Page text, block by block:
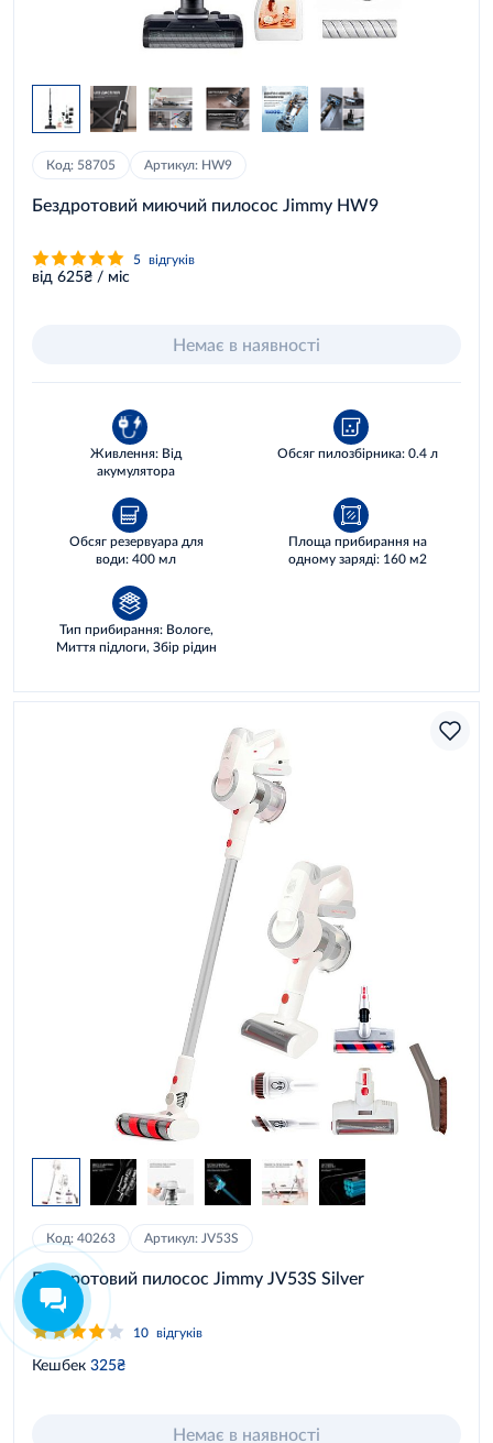
Код: 58705 Артикул: HW9
Бездротовий миючий пилосос Jimmy HW9
5 відгуків
від 625₴ / міс
Немає в наявності
Живлення: Від
акумулятора
Обсяг пилозбірника: 0.4 л
Обсяг резервуара для
води: 400 мл
Площа прибирання на
одному заряді: 160 м2
Тип прибирання: Вологе,
Миття підлоги, Збір рідин
Код: 40263 Артикул: JV53S
Бездротовий пилосос Jimmy JV53S Silver
10 відгуків
Кешбек 325₴
Немає в наявності